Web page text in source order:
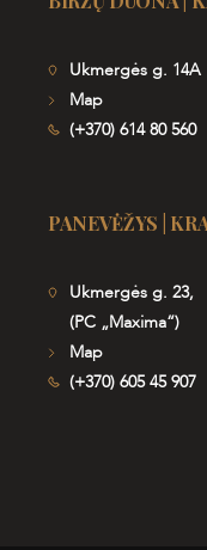
Ukmergės g. 14A
Map
(+370) 614 80 560
PANEVĖŽYS |
Ukmergės g. 23,
(PC „Maxima“)
Map
(+370) 605 45 907